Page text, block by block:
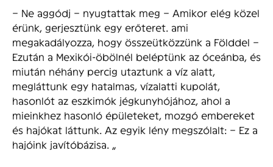
– Ne aggódj – nyugtattak meg – Amikor elég közel
érünk, gerjesztünk egy erőteret. ami
megakadályozza, hogy összeütközzünk a Földdel –
Ezután a Mexikói-öbölnél beléptünk az óceánba, és
miután néhány percig utaztunk a víz alatt,
megláttunk egy hatalmas, vízalatti kupolát,
hasonlót az eszkimók jégkunyhójához, ahol a
mieinkhez hasonló épületeket, mozgó embereket
és hajókat láttunk. Az egyik lény megszólalt: – Ez a
hajóink javítóbázisa. „